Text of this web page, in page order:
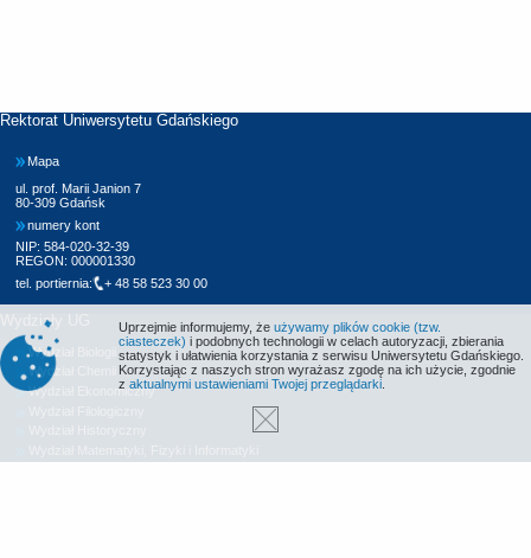
Rektorat Uniwersytetu Gdańskiego
Mapa
ul. prof. Marii Janion 7
80-309 Gdańsk
numery kont
NIP: 584-020-32-39
REGON: 000001330
tel. portiernia:
+ 48 58 523 30 00
Wydziały UG
Wydział Biologii
Wydział Chemii
Wydział Ekonomiczny
Uprzejmie informujemy, że używamy plików cookie (tzw.
ciasteczek) i podobnych technologii w celach autoryzacji, zbierania
statystyk i ułatwienia korzystania z serwisu Uniwersytetu Gdańskiego.
Korzystając z naszych stron wyrażasz zgodę na ich użycie, zgodnie
z aktualnymi ustawieniami Twojej przeglądarki